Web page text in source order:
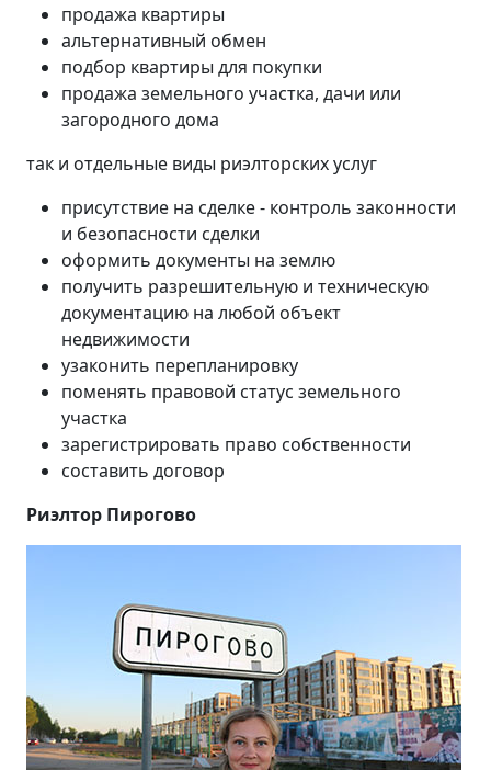
продажа квартиры
альтернативный обмен
подбор квартиры для покупки
продажа земельного участка, дачи или
загородного дома
так и отдельные виды риэлторских услуг
присутствие на сделке - контроль законности
и безопасности сделки
оформить документы на землю
получить разрешительную и техническую
документацию на любой объект
недвижимости
узаконить перепланировку
поменять правовой статус земельного
участка
зарегистрировать право собственности
составить договор
Риэлтор Пирогово